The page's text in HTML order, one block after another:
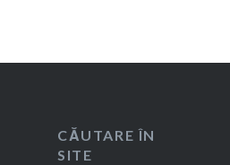
CĂUTARE ÎN
SITE